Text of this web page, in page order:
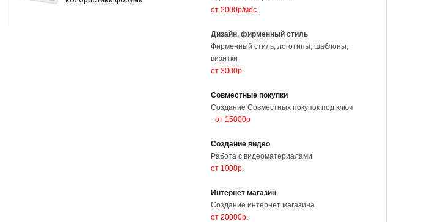
от 2000р/мес.
Дизайн, фирменный стиль
Фирменный стиль, логотипы, шаблоны,
визитки
от 3000р.
Совместные покупки
Создание Совместных покупок под ключ
- от 15000р
Создание видео
Работа с видеоматериалами
от 1000р.
Интернет магазин
Создание интернет магазина
от 20000р.